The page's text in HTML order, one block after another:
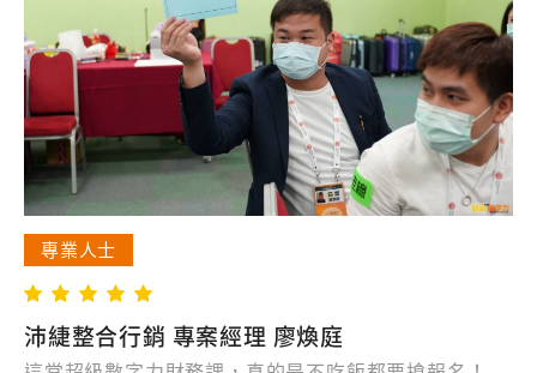
專業人士
沛緁整合行銷 專案經理 廖煥庭